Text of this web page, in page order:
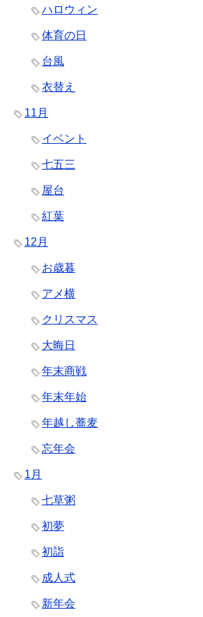
ハロウィン
体育の日
台風
衣替え
11月
イベント
七五三
屋台
紅葉
12月
お歳暮
アメ横
クリスマス
大晦日
年末商戦
年末年始
年越し蕎麦
忘年会
1月
七草粥
初夢
初詣
成人式
新年会